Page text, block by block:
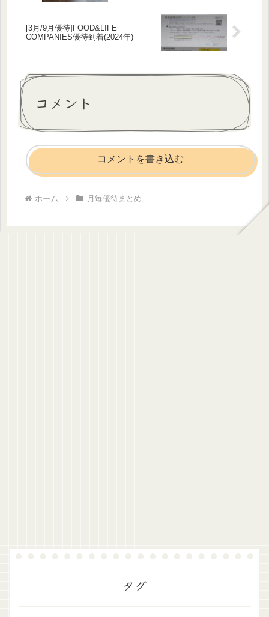
[3月/9月優待]FOOD&LIFE
COMPANIES優待到着(2024年)
コメント
コメントを書き込む
ホーム 月毎優待まとめ
タグ